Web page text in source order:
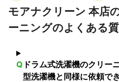
モアナクリーン 本店
ーニングのよくある
Q ドラム式洗濯機のクリー
型洗濯機と同様に依頼で